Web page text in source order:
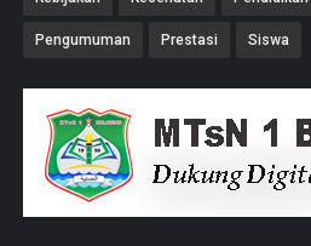
Pengumuman Prestasi Siswa